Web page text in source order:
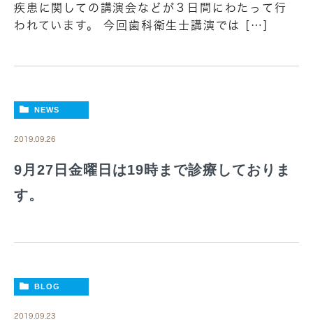
疾患に関しての講演会などが３日間にわたって行
われています。 今回歯科衛生士講演では […]
NEWS
2019.09.26
9月27日金曜日は19時まで診療しておりま
す。
BLOG
2019.09.23